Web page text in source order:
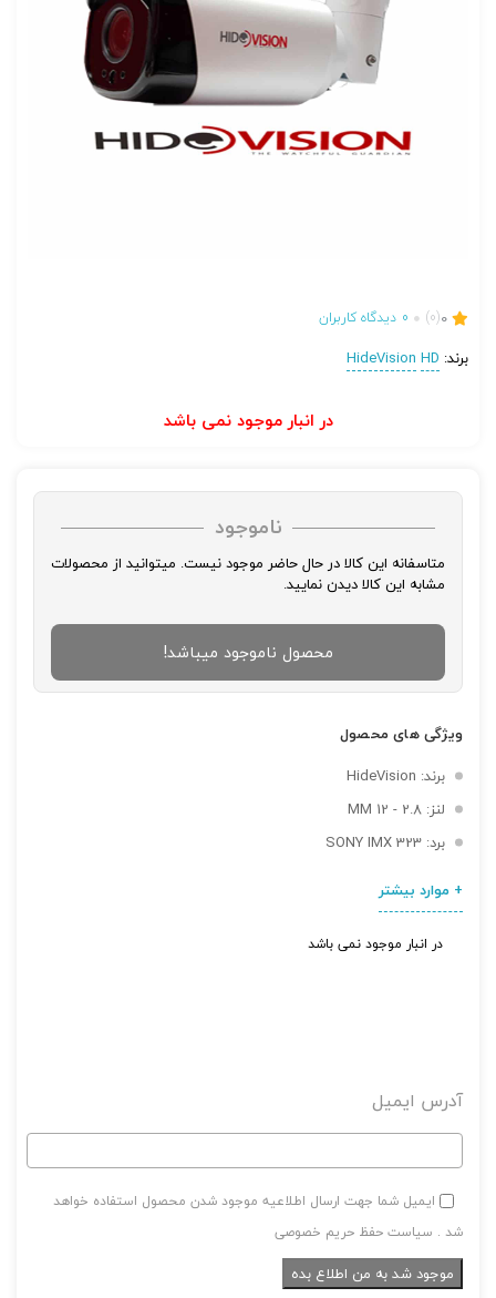
0
(0)
0 دیدگاه کاربران
برند: HideVision HD
در انبار موجود نمی باشد
ناموجود
متاسفانه این کالا در حال حاضر موجود نیست. میتوانید از محصولات
مشابه این کالا دیدن نمایید.
محصول ناموجود میباشد!
ویژگی های محصول
برند: HideVision
لنز: 2.8 - 12 MM
برد: SONY IMX 323
+ موارد بیشتر
در انبار موجود نمی باشد
آدرس ایمیل
ایمیل شما جهت ارسال اطلاعیه موجود شدن محصول استفاده خواهد
شد . سیاست حفظ حریم خصوصی
اشتراک گذاری در شبکه های اجتماعی